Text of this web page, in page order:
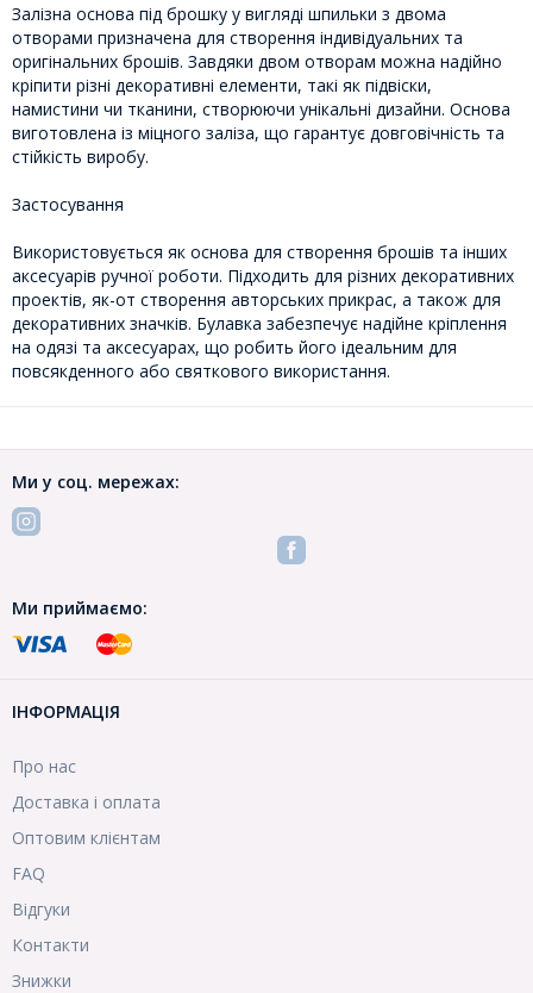
Залізна основа під брошку у вигляді шпильки з двома
отворами призначена для створення індивідуальних та
оригінальних брошів. Завдяки двом отворам можна надійно
кріпити різні декоративні елементи, такі як підвіски,
намистини чи тканини, створюючи унікальні дизайни. Основа
виготовлена ​​із міцного заліза, що гарантує довговічність та
стійкість виробу.
Застосування
Використовується як основа для створення брошів та інших
аксесуарів ручної роботи. Підходить для різних декоративних
проектів, як-от створення авторських прикрас, а також для
декоративних значків. Булавка забезпечує надійне кріплення
на одязі та аксесуарах, що робить його ідеальним для
повсякденного або святкового використання.
Ми у соц. мережах:
Ми приймаємо:
ІНФОРМАЦІЯ
Про нас
Доставка і оплата
Оптовим клієнтам
FAQ
Відгуки
Контакти
Знижки